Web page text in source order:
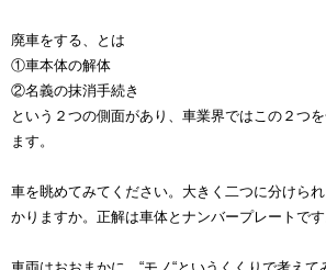
廃車をする、とは
①車本体の解体
②名義の抹消手続き
という２つの側面があり、車業界ではこの２つ
ます。
車を眺めてみてください。大きく二つに分けら
かりますか。正解は車体とナンバープレートです